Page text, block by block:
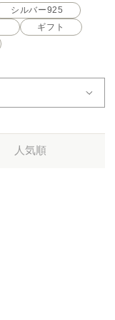
シルバー925
ギフト
人気順